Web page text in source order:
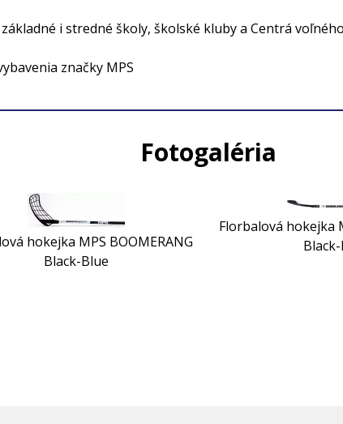
i stredné školy, školské kluby a Centrá
značky MPS
Fotogaléria
hokejka MPS BOOMERANG
Black-Blue
Florbalová hokejka